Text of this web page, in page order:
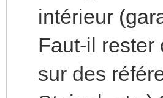
intérieur
Faut-il rester
sur des